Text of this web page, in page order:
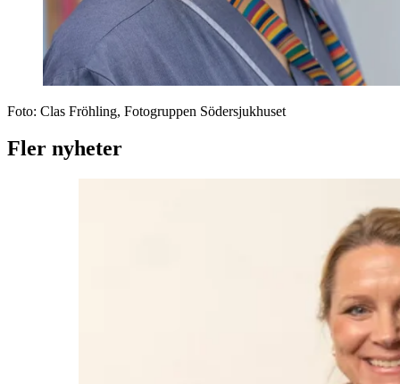
Foto: Clas Fröhling, Fotogruppen Södersjukhuset
Fler nyheter